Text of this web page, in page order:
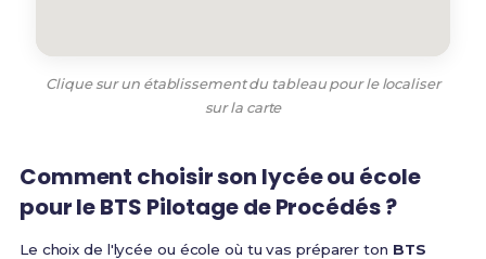
Clique sur un établissement du tableau pour le localiser
sur la carte
Comment choisir son lycée ou école
pour le BTS Pilotage de Procédés ?
Le choix de l'lycée ou école où tu vas préparer ton BTS